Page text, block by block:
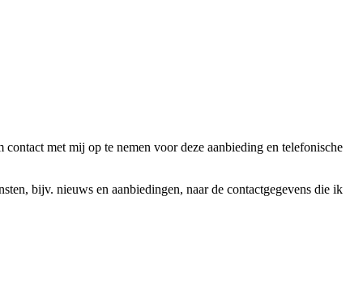
met mij op te nemen voor deze aanbieding en telefonische
bijv. nieuws en aanbiedingen, naar de contactgegevens die ik